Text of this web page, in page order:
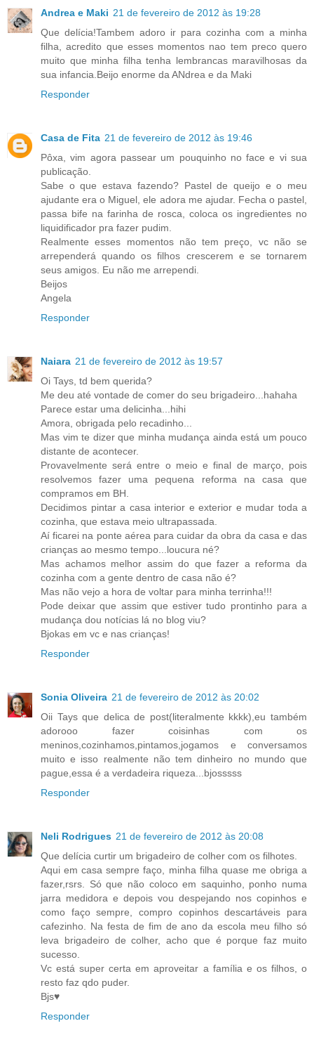
Andrea e Maki 21 de fevereiro de 2012 às 19:28
Que delícia!Tambem adoro ir para cozinha com a minha
filha, acredito que esses momentos nao tem preco quero
muito que minha filha tenha lembrancas maravilhosas da
sua infancia.Beijo enorme da ANdrea e da Maki
Responder
Casa de Fita 21 de fevereiro de 2012 às 19:46
Pôxa, vim agora passear um pouquinho no face e vi sua
publicação.
Sabe o que estava fazendo? Pastel de queijo e o meu
ajudante era o Miguel, ele adora me ajudar. Fecha o pastel,
passa bife na farinha de rosca, coloca os ingredientes no
liquidificador pra fazer pudim.
Realmente esses momentos não tem preço, vc não se
arrependerá quando os filhos crescerem e se tornarem
seus amigos. Eu não me arrependi.
Beijos
Angela
Responder
Naiara 21 de fevereiro de 2012 às 19:57
Oi Tays, td bem querida?
Me deu até vontade de comer do seu brigadeiro...hahaha
Parece estar uma delicinha...hihi
Amora, obrigada pelo recadinho...
Mas vim te dizer que minha mudança ainda está um pouco
distante de acontecer.
Provavelmente será entre o meio e final de março, pois
resolvemos fazer uma pequena reforma na casa que
compramos em BH.
Decidimos pintar a casa interior e exterior e mudar toda a
cozinha, que estava meio ultrapassada.
Aí ficarei na ponte aérea para cuidar da obra da casa e das
crianças ao mesmo tempo...loucura né?
Mas achamos melhor assim do que fazer a reforma da
cozinha com a gente dentro de casa não é?
Mas não vejo a hora de voltar para minha terrinha!!!
Pode deixar que assim que estiver tudo prontinho para a
mudança dou notícias lá no blog viu?
Bjokas em vc e nas crianças!
Responder
Sonia Oliveira 21 de fevereiro de 2012 às 20:02
Oii Tays que delica de post(literalmente kkkk),eu também
adorooo fazer coisinhas com os
meninos,cozinhamos,pintamos,jogamos e conversamos
muito e isso realmente não tem dinheiro no mundo que
pague,essa é a verdadeira riqueza...bjosssss
Responder
Neli Rodrigues 21 de fevereiro de 2012 às 20:08
Que delícia curtir um brigadeiro de colher com os filhotes.
Aqui em casa sempre faço, minha filha quase me obriga a
fazer,rsrs. Só que não coloco em saquinho, ponho numa
jarra medidora e depois vou despejando nos copinhos e
como faço sempre, compro copinhos descartáveis para
cafezinho. Na festa de fim de ano da escola meu filho só
leva brigadeiro de colher, acho que é porque faz muito
sucesso.
Vc está super certa em aproveitar a família e os filhos, o
resto faz qdo puder.
Bjs♥
Responder